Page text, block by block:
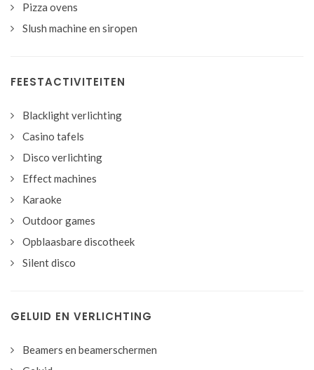
Pizza ovens
Slush machine en siropen
FEESTACTIVITEITEN
Blacklight verlichting
Casino tafels
Disco verlichting
Effect machines
Karaoke
Outdoor games
Opblaasbare discotheek
Silent disco
GELUID EN VERLICHTING
Beamers en beamerschermen